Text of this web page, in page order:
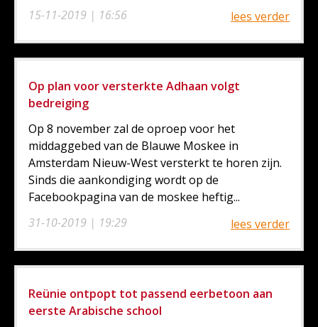
15-11-2019 | 16:56
lees verder
Op plan voor versterkte Adhaan volgt
bedreiging
31-10-2019 | 19:29
Op 8 november zal de oproep voor het
middaggebed van de Blauwe Moskee in
Amsterdam Nieuw-West versterkt te horen zijn.
Sinds die aankondiging wordt op de
Facebookpagina van de moskee heftig...
lees verder
Reünie ontpopt tot passend eerbetoon aan
eerste Arabische school